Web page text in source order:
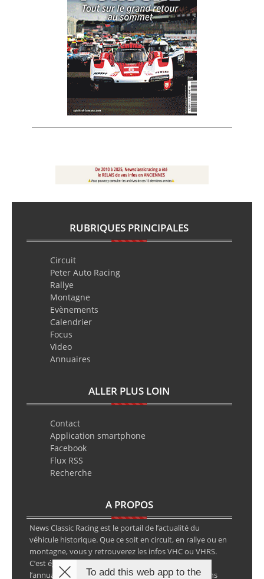
RUBRIQUES PRINCIPALES
Circuit
Peter Auto Racing
Rallye
Montagne
Evènements
Calendrier
Focus
Video
Annuaires
ALLER PLUS LOIN
Contact
Application smartphone
Facebook
Flux RSS
Recherche
A PROPOS
News Classic Racing est le portail de l’actualité du
véhicule historique. Que ce soit en circuit, en rallye ou en
montagne, vous y retrouverez les infos VHC ou VHRS.
C’est également le calendrier des épreuves ainsi que
l’annuaire des spécialistes de la voiture ancienne, sans
To add this web app to the